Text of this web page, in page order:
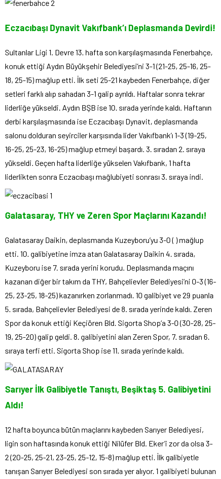
Eczacıbaşı Dynavit Vakıfbank’ı Deplasmanda Devirdi!
Sultanlar Ligi 1. Devre 13. hafta son karşılaşmasında Fenerbahçe,
konuk ettiği Aydın Büyükşehir Belediyesi’ni 3-1 (21-25, 25-16, 25-
18, 25-15) mağlup etti. İlk seti 25-21 kaybeden Fenerbahçe, diğer
setleri farklı alıp sahadan 3-1 galip ayrıldı. Haftalar sonra tekrar
liderliğe yükseldi. Aydın BŞB ise 10. sırada yerinde kaldı. Haftanın
derbi karşılaşmasında ise Eczacıbaşı Dynavit, deplasmanda
salonu dolduran seyirciler karşısında lider Vakıfbank’ı 1-3 (19-25,
16-25, 25-23, 16-25) mağlup etmeyi başardı. 3. sıradan 2. sıraya
yükseldi. Geçen hafta liderliğe yükselen Vakıfbank, 1 hafta
liderlikten sonra Eczacıbaşı mağlubiyeti sonrası 3. sıraya indi.
Galatasaray, THY ve Zeren Spor Maçlarını Kazandı!
Galatasaray Daikin, deplasmanda Kuzeyboru’yu 3-0 ( ) mağlup
etti. 10. galibiyetine imza atan Galatasaray Daikin 4. sırada,
Kuzeyboru ise 7. sırada yerini korudu. Deplasmanda maçını
kazanan diğer bir takım da THY, Bahçelievler Belediyesi’ni 0-3 (16-
25, 23-25, 18-25) kazanırken zorlanmadı. 10 galibiyet ve 29 puanla
5. sırada, Bahçelievler Belediyesi de 8. sırada yerinde kaldı. Zeren
Spor da konuk ettiği Keçiören Bld. Sigorta Shop’a 3-0 (30-28, 25-
19, 25-20) galip geldi. 8. galibiyetini alan Zeren Spor, 7. sıradan 6.
sıraya terfi etti. Sigorta Shop ise 11. sırada yerinde kaldı.
Sarıyer İlk Galibiyetle Tanıştı, Beşiktaş 5. Galibiyetini
Aldı!
12 hafta boyunca bütün maçlarını kaybeden Sarıyer Belediyesi,
ligin son haftasında konuk ettiği Nilüfer Bld. Eker’i zor da olsa 3-
2 (20-25, 25-21, 23-25, 25-12, 15-8) mağlup etti. İlk galibiyetle
tanışan Sarıyer Belediyesi son sırada yer alıyor. 1 galibiyeti bulunan